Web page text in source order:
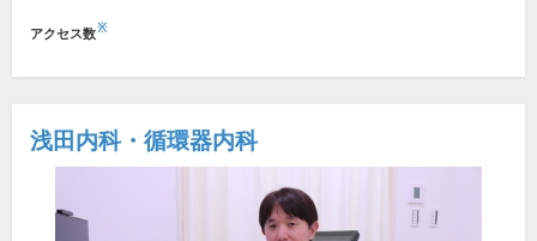
アクセス数※
浅田内科・循環器内科